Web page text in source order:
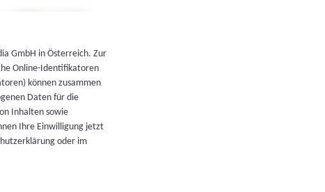
GmbH in Österreich. Zur
Online-Identifikatoren
können zusammen
Daten für die
Inhalten sowie
Ihre Einwilligung jetzt
oder im